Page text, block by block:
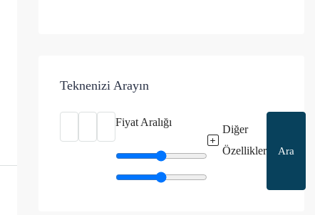
Teknenizi Arayın
Fiyat Aralığı
Diğer
Özellikler
Ara